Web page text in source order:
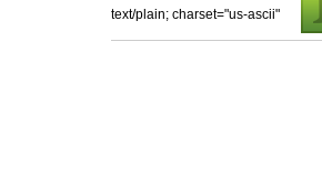
text/plain; charset="us-ascii"